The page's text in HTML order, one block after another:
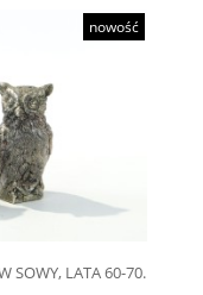
SOWY, LATA 60-70.
nowość